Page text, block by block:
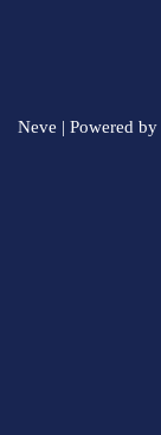
Neve | Powered by